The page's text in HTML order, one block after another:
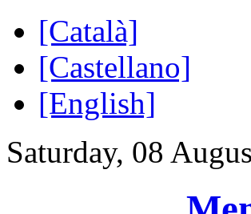
[Català]
[Castellano]
[English]
Saturday, 08